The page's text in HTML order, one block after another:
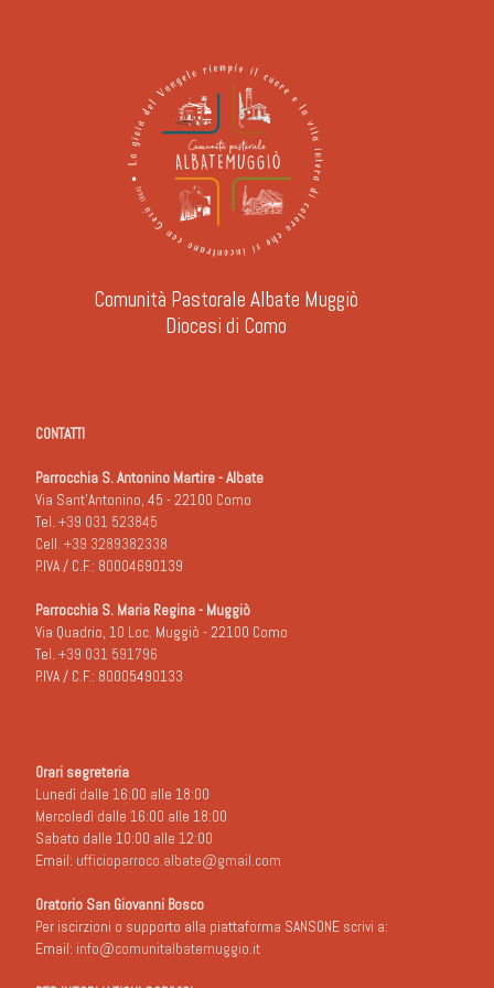
Comunità Pastorale Albate Muggiò
Diocesi di Como
CONTATTI
Parrocchia S. Antonino Martire - Albate
Via Sant'Antonino, 45 - 22100 Como
Tel. +39 031 523845
Cell. +39 3289382338
P.IVA / C.F.: 80004690139
Parrocchia S. Maria Regina - Muggiò
Via Quadrio, 10 Loc. Muggiò - 22100 Como
Tel. +39 031 591796
P.IVA / C.F.: 80005490133
Orari segreteria
Lunedì dalle 16:00 alle 18:00
Mercoledì dalle 16:00 alle 18:00
Sabato dalle 10:00 alle 12:00
Email: ufficioparroco.albate@gmail.com
Oratorio San Giovanni Bosco
Per iscirzioni o supporto alla piattaforma SANSONE scrivi a:
Email: info@comunitalbatemuggio.it